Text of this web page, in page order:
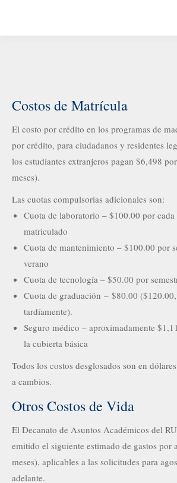
Costos de Matrícula
El costo por crédito en los programas de
por crédito, para ciudadanos y residentes
los estudiantes extranjeros pagan $6,498
meses).
Las cuotas compulsorias adicionales son:
Cuota de laboratorio – $100.00 por
matriculado
Cuota de mantenimiento – $100.00 por
verano
Cuota de tecnología – $50.00 por
Cuota de graduación – $80.00
tardíamente).
Seguro médico – aproximadamente
la cubierta básica
Todos los costos desglosados son en
a cambios.
Otros Costos de Vida
El Decanato de Asuntos Académicos del
emitido el siguiente estimado de gastos por
meses), aplicables a las solicitudes para
adelante.